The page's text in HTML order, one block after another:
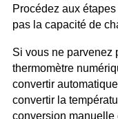
Procédez aux
pas la capacité de
Si vous ne parvenez
thermomètre
convertir
convertir la
conversion manuelle